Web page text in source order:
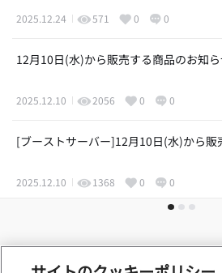
2025.12.24 571 0 0
12月10日(水)から販売する商品のお知
2025.12.10 2056 0 0
[ブーストサーバー]12月10日(水)から販
2025.12.10 1368 0 0